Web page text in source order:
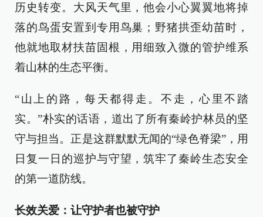
历史转变。大风天气里，他会小心翼翼地将掉
落的鸟蛋安置到专用鸟巢；野猪拱歪幼苗时，
他就地取材扶苗固根，用细致入微的管护维系
着山林的生态平衡。
“山上的路，每天都得走。不走，心里不踏
实。”朴实的话语，道出了所有秦岭护林员的坚
守与担当。正是这群默默无闻的“绿色脊梁”，用
日复一日的巡护与守望，筑牢了秦岭生态安全
的第一道防线。
长效关爱：让守护者也被守护